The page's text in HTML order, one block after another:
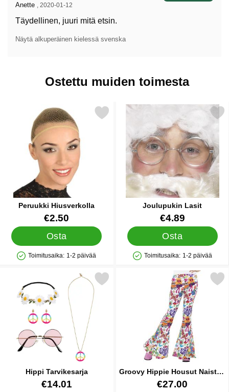
Arvostelun kirjoittaja:
Anette 2020-01-12
Täydellinen, juuri mitä etsin.
Näytä alkuperäinen kielessä svenska
Ostettu muiden toimesta
Peruukki Hiusverkolla
Tuote.nro 7796€2.50
Osta
Saatavuus: Varastossa
Toimitusaika: 1-2 päivää
Merkitse peruukki Hiusverkolla suosikiksi
Joulupukin Lasit
Tuote.nro 12119€4.89
Osta
Saatavuus: Varastossa
Toimitusaika: 1-2 päivää
Merkitse joulupukin
Hippi Tarvikesarja
Tuote.nro 36726€14.01
Merkitse hippi Tarvikesarja suosikiksi
Groovy Hippie Housut Naisten
Medium
Tuote.nro 21358
€27.00
Merkitse groovy Hippie Housut